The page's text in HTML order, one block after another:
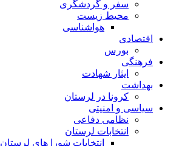
سفر و گردشگری
محیط زیست
هواشناسی
اقتصادی
بورس
فرهنگی
ایثار شهادت
بهداشت
کرونا در لرستان
سیاسی و امنیتی
نظامی دفاعی
انتخابات لرستان
انتخابات شورا های لرستان